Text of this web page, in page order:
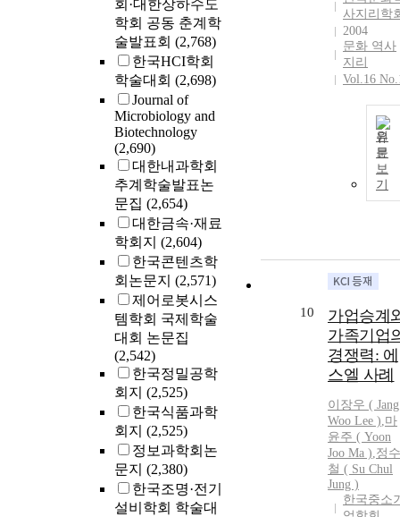
회·대한상하수도
학회 공동 춘계학
술발표회 (2,768)
한국HCI학회
학술대회 (2,698)
Journal of
Microbiology and
Biotechnology
(2,690)
대한내과학회
추계학술발표논
문집 (2,654)
대한금속·재료
학회지 (2,604)
한국콘텐츠학
회논문지 (2,571)
제어로봇시스
템학회 국제학술
대회 논문집
(2,542)
한국정밀공학
회지 (2,525)
한국식품과학
회지 (2,525)
정보과학회논
문지 (2,380)
한국조명·전기
설비학회 학술대
사지리학
2004
문화 역사
지리
Vol.16
원
문
보
기
10
가업승계
가족기업
경쟁력: 에
스엘 사례
이장우 ( Jang
Woo Lee ),마
윤주 ( Yoon
Joo Ma ),정수
철 ( Su Chul
Jung )
한국중소